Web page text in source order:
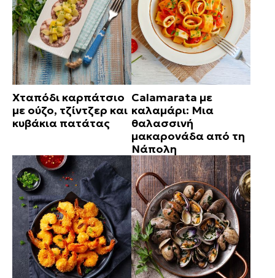
Χταπόδι καρπάτσιο
με ούζο, τζίντζερ και
κυβάκια πατάτας
Calamarata με
καλαμάρι: Μια
θαλασσινή
μακαρονάδα από τη
Νάπολη